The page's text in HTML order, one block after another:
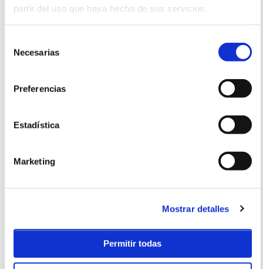
partir del uso que haya hecho de sus servicios.
Necesarias
Preferencias
Estadística
Marketing
Mostrar detalles
Permitir todas
2 noches de alojamiento / 2 clases de surf / equipamiento surf /
Posibilidad de aumentar noches de estancia ( 32€/pax)